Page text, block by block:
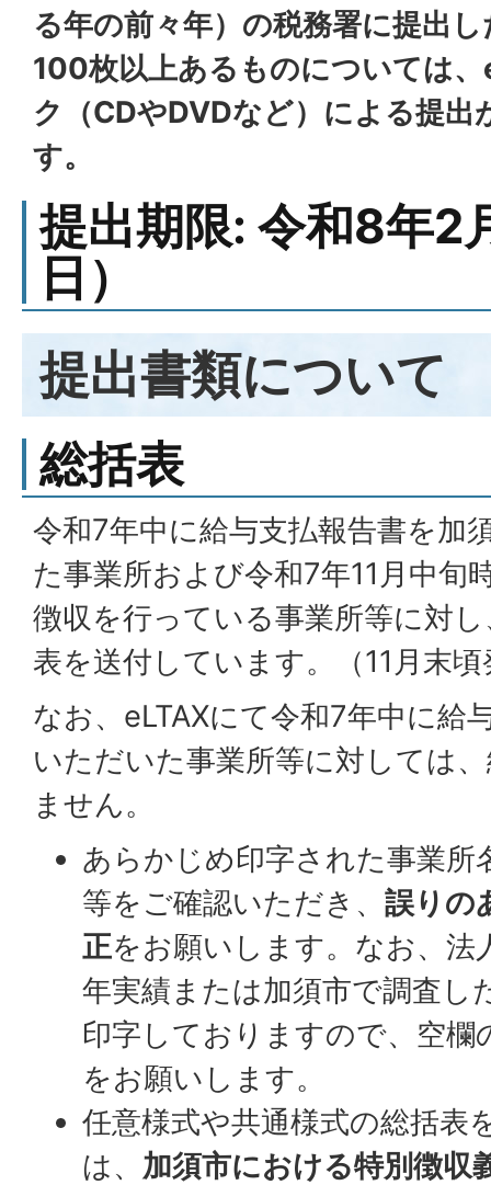
る年の前々年）の税務署に提出
100枚以上あるものについては
ク（CDやDVDなど）による提出
す。
提出期限: 令和8年2
日）
提出書類について
総括表
令和7年中に給与支払報告書を加
た事業所および令和7年11月中旬
徴収を行っている事業所等に対
表を送付しています。（11月末頃
なお、eLTAXにて令和7年中に給
いただいた事業所等に対しては
ません。
あらかじめ印字された事業所
等をご確認いただき、 誤りの
正をお願いします。なお、法
年実績または加須市で調査し
印字しておりますので、空欄
をお願いします。
任意様式や共通様式の総括表
は、 加須市における特別徴収